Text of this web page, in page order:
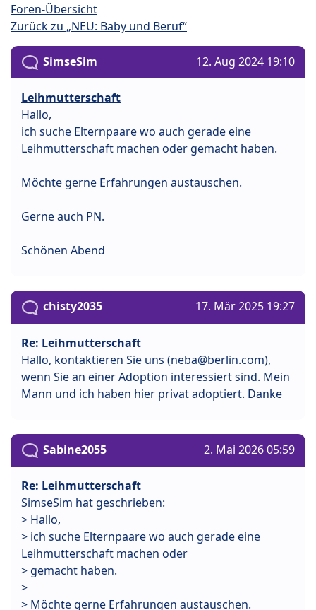
Foren-Übersicht
Zurück zu „NEU: Baby und Beruf“
SimseSim 12. Aug 2024 19:10
Leihmutterschaft
Hallo,
ich suche Elternpaare wo auch gerade eine
Leihmutterschaft machen oder gemacht haben.
Möchte gerne Erfahrungen austauschen.
Gerne auch PN.
Schönen Abend
chisty2035 17. Mär 2025 19:27
Re: Leihmutterschaft
Hallo, kontaktieren Sie uns (neba@berlin.com),
wenn Sie an einer Adoption interessiert sind. Mein
Mann und ich haben hier privat adoptiert. Danke
Sabine2055 2. Mai 2026 05:59
Re: Leihmutterschaft
SimseSim hat geschrieben:
> Hallo,
> ich suche Elternpaare wo auch gerade eine
Leihmutterschaft machen oder
> gemacht haben.
>
> Möchte gerne Erfahrungen austauschen.